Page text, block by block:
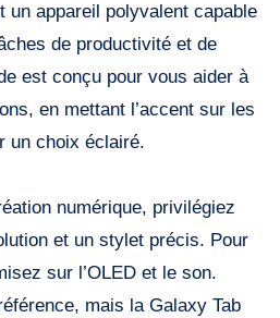
un appareil polyvalent capable
de productivité et de
est conçu pour vous aider à
en mettant l’accent sur les
un choix éclairé.
numérique, privilégiez
et un stylet précis. Pour
sur l’OLED et le son.
mais la Galaxy Tab